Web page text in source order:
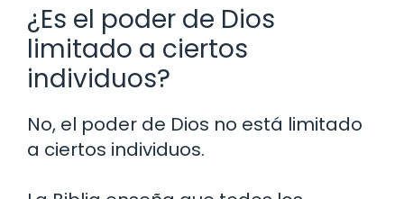
¿Es el poder de Dios
limitado a ciertos
individuos?
No, el poder de Dios no está limitado
a ciertos individuos.